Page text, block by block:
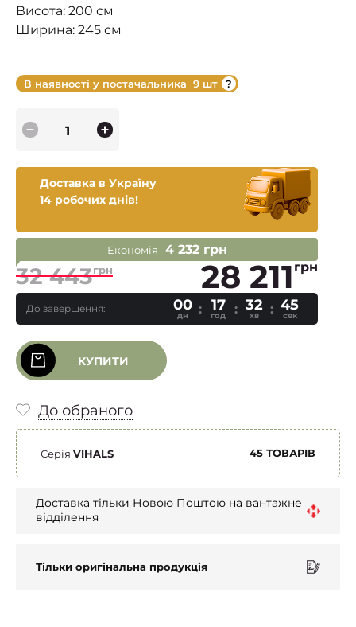
Висота: 200 см
Ширина: 245 см
В наявності у постачальника 9 шт
Доставка в Україну
14 робочих днів!
Економія 4 232 грн
32 443грн 28 211 грн
До завершення: 00
дн
17
год
32
хв
44
сек
КУПИТИ
До обраного
Серія VIHALS 45 ТОВАРІВ
Доставка тільки Новою Поштою на вантажне
відділення
Тільки оригінальна продукція